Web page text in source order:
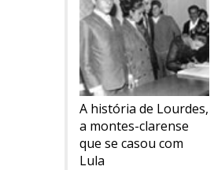
A história de Lourdes,
a montes-clarense
que se casou com
Lula